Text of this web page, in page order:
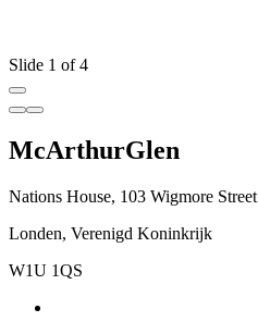
Slide 1 of 4
McArthurGlen
Nations House, 103 Wigmore Street
Londen, Verenigd Koninkrijk
W1U 1QS